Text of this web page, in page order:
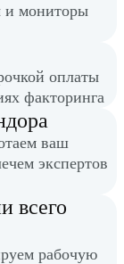
и мониторы
оплаты
факторинга
ваш
экспертов
всего
рабочую